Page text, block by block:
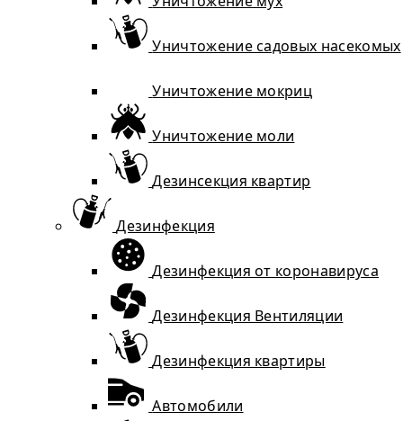
Уничтожение садовых насекомых
Уничтожение мокриц
Уничтожение моли
Дезинсекция квартир
Дезинфекция
Дезинфекция от коронавируса
Дезинфекция Вентиляции
Дезинфекция квартиры
Автомобили